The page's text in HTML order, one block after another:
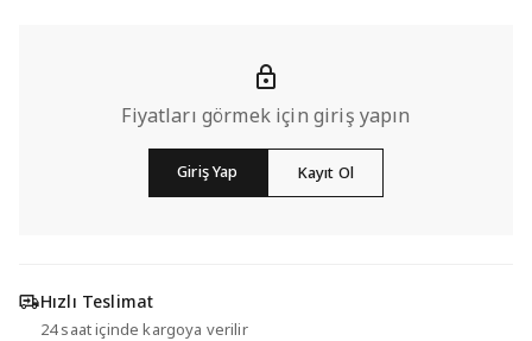
Fiyatları görmek için giriş yapın
Giriş Yap Kayıt Ol
Hızlı Teslimat
24 saat içinde kargoya verilir